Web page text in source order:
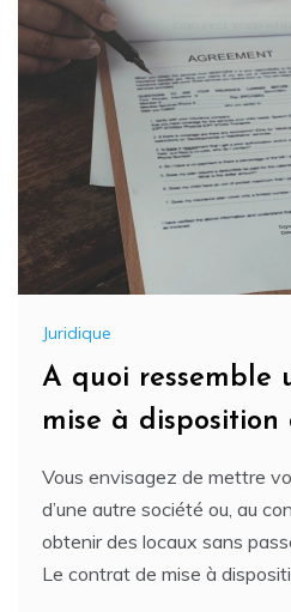
Juridique
A quoi ressemble
mise à disposition
Vous envisagez de mettre
d’une autre société ou, au
obtenir des locaux sans
Le contrat de mise à